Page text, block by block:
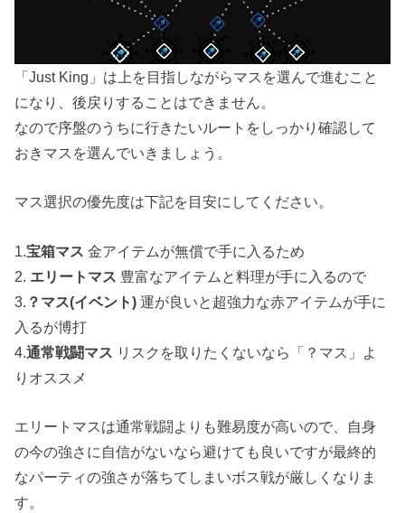
「Just King」は上を目指しながらマスを選んで進むこと
になり、後戻りすることはできません。
なので序盤のうちに行きたいルートをしっかり確認して
おきマスを選んでいきましょう。
マス選択の優先度は下記を目安にしてください。
1.宝箱マス 金アイテムが無償で手に入るため
2. エリートマス 豊富なアイテムと料理が手に入るので
3. ？マス(イベント) 運が良いと超強力な赤アイテムが手に
入るが博打
4.通常戦闘マス リスクを取りたくないなら「？マス」よ
りオススメ
エリートマスは通常戦闘よりも難易度が高いので、自身
の今の強さに自信がないなら避けても良いですが最終的
なパーティの強さが落ちてしまいボス戦が厳しくなりま
す。